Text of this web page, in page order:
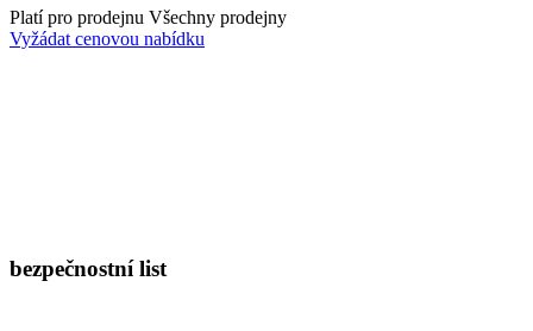
Platí pro prodejnu Všechny prodejny
Vyžádat cenovou nabídku
bezpečnostní list